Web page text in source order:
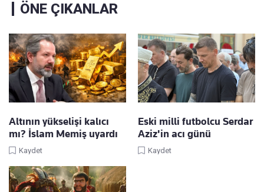
ÖNE ÇIKANLAR
Altının yükselişi kalıcı
mı? İslam Memiş uyardı
Kaydet
Eski milli futbolcu Serdar
Aziz'in acı günü
Kaydet